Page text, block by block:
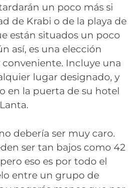
un poco más si
de Krabi o de la playa de
están situados un poco
así, es una elección
Incluye una
lugar designado, y
en la puerta de su hotel
debería ser muy caro.
ser tan bajos como 42
eso es por todo el
entre un grupo de